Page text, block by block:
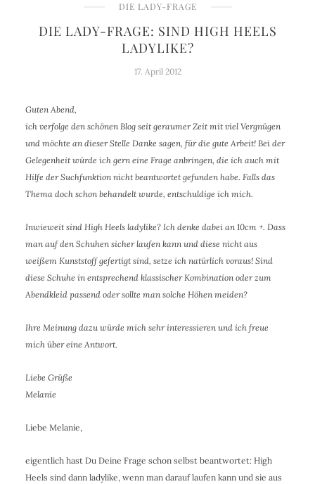
DIE LADY-FRAGE
DIE LADY-FRAGE: SIND HIGH HEELS
LADYLIKE?
17. April 2012
Guten Abend,
ich verfolge den schönen Blog seit geraumer Zeit mit viel Vergnügen
und möchte an dieser Stelle Danke sagen, für die gute Arbeit! Bei der
Gelegenheit würde ich gern eine Frage anbringen, die ich auch mit
Hilfe der Suchfunktion nicht beantwortet gefunden habe. Falls das
Thema doch schon behandelt wurde, entschuldige ich mich.
Inwieweit sind High Heels ladylike? Ich denke dabei an 10cm +. Dass
man auf den Schuhen sicher laufen kann und diese nicht aus
weißem Kunststoff gefertigt sind, setze ich natürlich voraus! Sind
diese Schuhe in entsprechend klassischer Kombination oder zum
Abendkleid passend oder sollte man solche Höhen meiden?
Ihre Meinung dazu würde mich sehr interessieren und ich freue
mich über eine Antwort.
Liebe Grüße
Melanie
Liebe Melanie,
eigentlich hast Du Deine Frage schon selbst beantwortet: High
Heels sind dann ladylike, wenn man darauf laufen kann und sie aus